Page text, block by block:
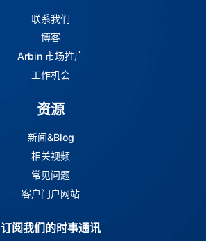
联系我们
博客
Arbin 市场推广
工作机会
资源
新闻&Blog
相关视频
常见问题
客户门户网站
订阅我们的时事通讯